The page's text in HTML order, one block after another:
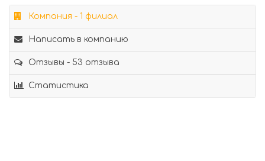
Компания - 1 филиал
Написать в компанию
Отзывы - 53 отзыва
Статистика